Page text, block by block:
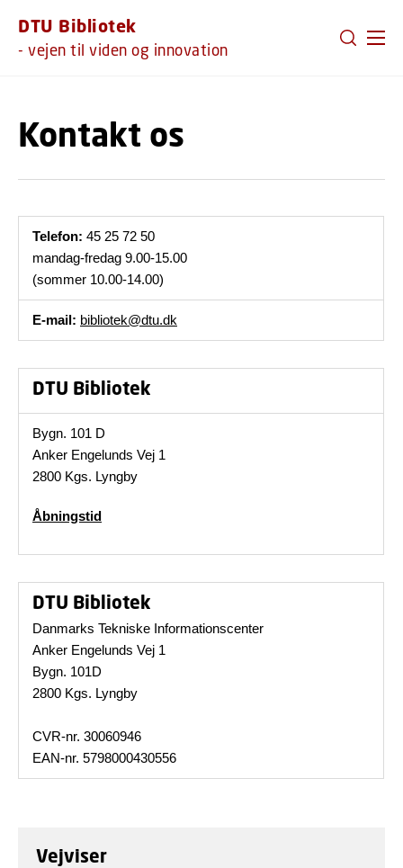
DTU Bibliotek
- vejen til viden og innovation
Kontakt os
Telefon: 45 25 72 50
mandag-fredag 9.00-15.00
(sommer 10.00-14.00)
E-mail: bibliotek@dtu.dk
DTU Bibliotek
Bygn. 101 D
Anker Engelunds Vej 1
2800 Kgs. Lyngby
Åbningstid
DTU Bibliotek
Danmarks Tekniske Informationscenter
Anker Engelunds Vej 1
Bygn. 101D
2800 Kgs. Lyngby
CVR-nr. 30060946
EAN-nr. 5798000430556
Vejviser